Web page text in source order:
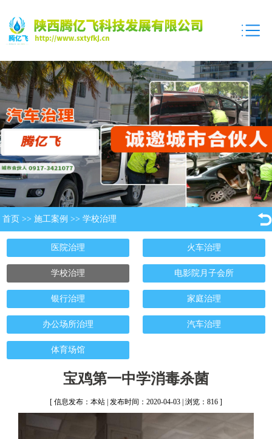
首页 >> 施工案例 >> 学校治理
医院治理 火车治理
学校治理 电影院月子会所
银行治理 家庭治理
办公场所治理 汽车治理
体育场馆
宝鸡第一中学消毒杀菌
[ 信息发布：本站 | 发布时间：2020-04-03 | 浏览：816 ]